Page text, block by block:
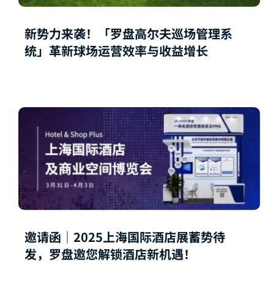
新势力来袭！「罗盘高尔夫巡场管理系
统」革新球场运营效率与收益增长
邀请函｜2025上海国际酒店展蓄势待
发，罗盘邀您解锁酒店新机遇！